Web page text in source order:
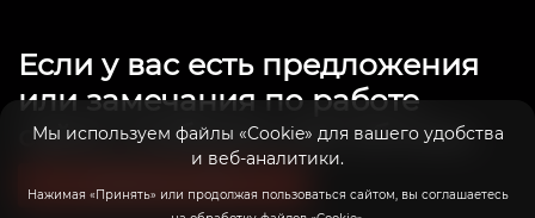
Мы используем файлы «Cookie» для вашего удобства
и веб-аналитики.
Нажимая «Принять» или продолжая пользоваться сайтом, вы соглашаетесь
Если у вас есть предложения
или замечания по работе
сайта, сообщите нам об этом.
Связаться с нами